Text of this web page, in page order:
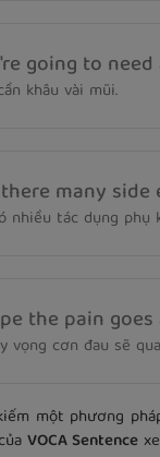
going to
khâu vài mũi.
many side
nhiều tác dụng phụ
the pain
vọng cơn đau sẽ
một phương
VOCA Sentence